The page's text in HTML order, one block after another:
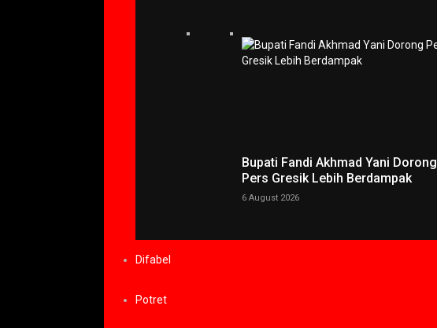
Bupati Fandi Akhmad Yani Dorong
Pers Gresik Lebih Berdampak
6 August 2026
Difabel
Potret